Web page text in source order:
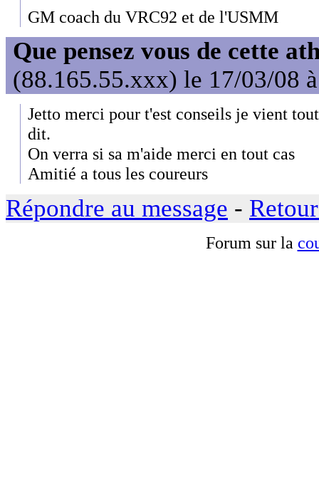
GM coach du VRC92 et de l'USMM
Que pensez vous de cette
(88.165.55.xxx) le 17/03/08
Jetto merci pour t'est conseils je vient
dit.
On verra si sa m'aide merci en tout cas
Amitié a tous les coureurs
Répondre au message -
Forum sur la